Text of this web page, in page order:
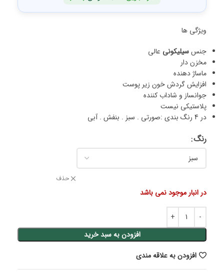
ویژگی ها
جنسسیلیکونی عالی
مخزن دار
ماساژ دهنده
افزایش گردش خون زیر پوست
جوانساز و شاداب کننده
پلاستیکی نیست
در 4 رنگ بندی :صورتی . سبز . بنفش . آبی
رنگ
حذف
در انبار موجود نمی باشد
افزودن به سبد خرید
افزودن به علاقه مندی